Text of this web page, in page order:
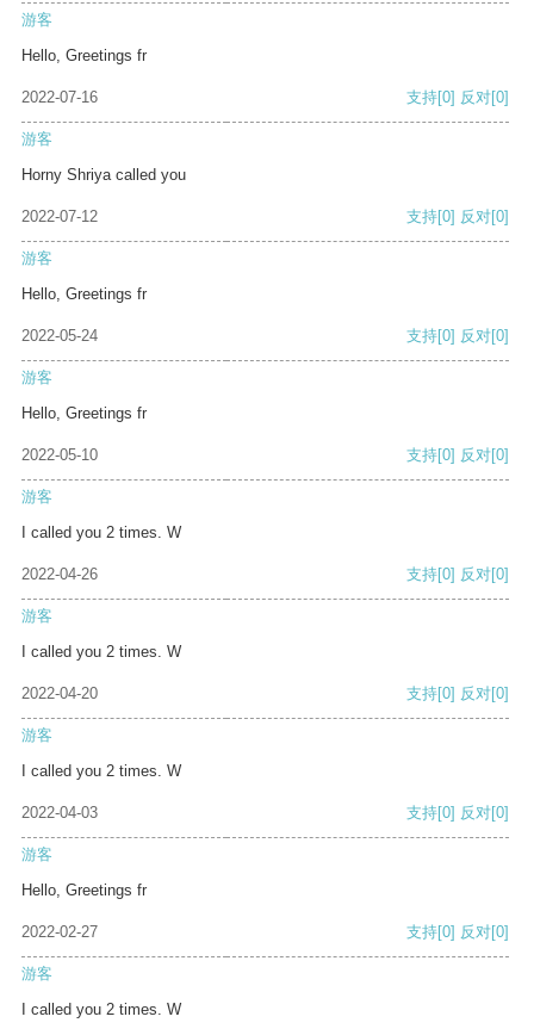
游客
Hello, Greetings fr
2022-07-16 支持[0] 反对[0]
游客
Horny Shriya called you
2022-07-12 支持[0] 反对[0]
游客
Hello, Greetings fr
2022-05-24 支持[0] 反对[0]
游客
Hello, Greetings fr
2022-05-10 支持[0] 反对[0]
游客
I called you 2 times. W
2022-04-26 支持[0] 反对[0]
游客
I called you 2 times. W
2022-04-20 支持[0] 反对[0]
游客
I called you 2 times. W
2022-04-03 支持[0] 反对[0]
游客
Hello, Greetings fr
2022-02-27 支持[0] 反对[0]
游客
I called you 2 times. W